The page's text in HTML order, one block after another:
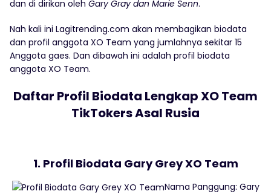
dan di dirikan oleh Gary Gray dan Marie Senn.
Nah kali ini Lagitrending.com akan membagikan biodata
dan profil anggota XO Team yang jumlahnya sekitar 15
Anggota gaes. Dan dibawah ini adalah profil biodata
anggota XO Team.
Daftar Profil Biodata Lengkap XO Team
TikTokers Asal Rusia
1. Profil Biodata Gary Grey XO Team
Nama Panggung: Gary